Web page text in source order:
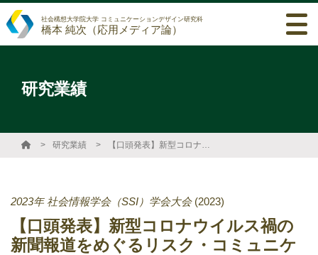
社会構想大学院大学 コミュニケーションデザイン研究科
橋本 純次（応用メディア論）
研究業績
研究業績 【口頭発表】新型コロナウイルス禍の新聞報道をめぐるリスク・コミュニケーション
2023年 社会情報学会（SSI）学会大会 (2023)
【口頭発表】新型コロナウイルス禍の
新聞報道をめぐるリスク・コミュニケ